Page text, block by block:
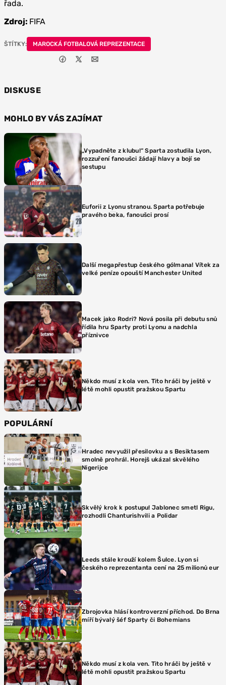
řada.
Zdroj: FIFA
ŠTÍTKY: MAROCKÁ FOTBALOVÁ REPREZENTACE
DISKUSE
MOHLO BY VÁS ZAJÍMAT
„Vypadněte z klubu!“ Sparta zostudila Lyon,
rozzuření fanoušci žádají hlavy a bojí se
sestupu
Euforii z Lyonu stranou. Sparta potřebuje
pravého beka, fanoušci prosí
Další megapřestup českého gólmana! Vítek za
velké peníze opouští Manchester United
Macek jako Rodri? Nová posila při debutu snů
řídila hru Sparty proti Lyonu a nadchla
příznivce
Někdo musí z kola ven. Tito hráči by ještě v
létě mohli opustit pražskou Spartu
POPULÁRNÍ
Hradec nevyužil přesilovku a s Besiktasem
smolně prohrál. Horejš ukázal skvělého
Nigerijce
Skvělý krok k postupu! Jablonec smetl Rigu,
rozhodli Chanturishvili a Polidar
Leeds stále krouží kolem Šulce. Lyon si
českého reprezentanta cení na 25 milionů eur
Zbrojovka hlásí kontroverzní příchod. Do Brna
míří bývalý šéf Sparty či Bohemians
Někdo musí z kola ven. Tito hráči by ještě v
létě mohli opustit pražskou Spartu